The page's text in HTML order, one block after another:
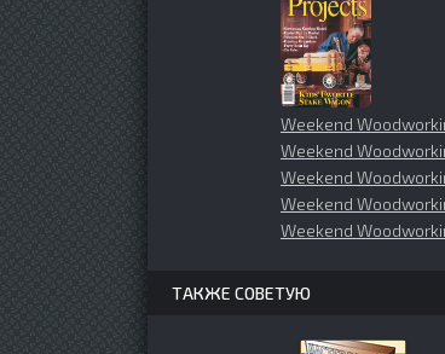
Weekend
Weekend
Weekend
Weekend
Weekend
ТАКЖЕ СОВЕТУЮ